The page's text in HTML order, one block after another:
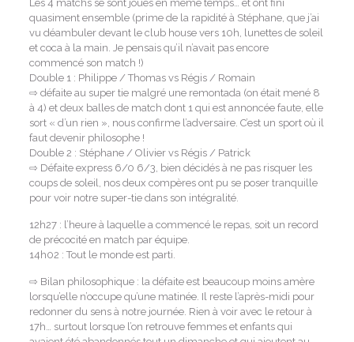
Les 4 matchs se sont joués en même temps… et ont fini
quasiment ensemble (prime de la rapidité à Stéphane, que j’ai
vu déambuler devant le club house vers 10h, lunettes de soleil
et coca à la main. Je pensais qu’il n’avait pas encore
commencé son match !)
Double 1 : Philippe / Thomas vs Régis / Romain
⇨ défaite au super tie malgré une remontada (on était mené 8
à 4) et deux balles de match dont 1 qui est annoncée faute, elle
sort « d’un rien », nous confirme l’adversaire. C’est un sport où il
faut devenir philosophe !
Double 2 : Stéphane / Olivier vs Régis / Patrick
⇨ Défaite express 6/0 6/3, bien décidés à ne pas risquer les
coups de soleil, nos deux compères ont pu se poser tranquille
pour voir notre super-tie dans son intégralité.
12h27 : l’heure à laquelle a commencé le repas, soit un record
de précocité en match par équipe.
14h02 : Tout le monde est parti.
⇨ Bilan philosophique : la défaite est beaucoup moins amère
lorsqu’elle n’occupe qu’une matinée. Il reste l’après-midi pour
redonner du sens à notre journée. Rien à voir avec le retour à
17h… surtout lorsque l’on retrouve femmes et enfants qui